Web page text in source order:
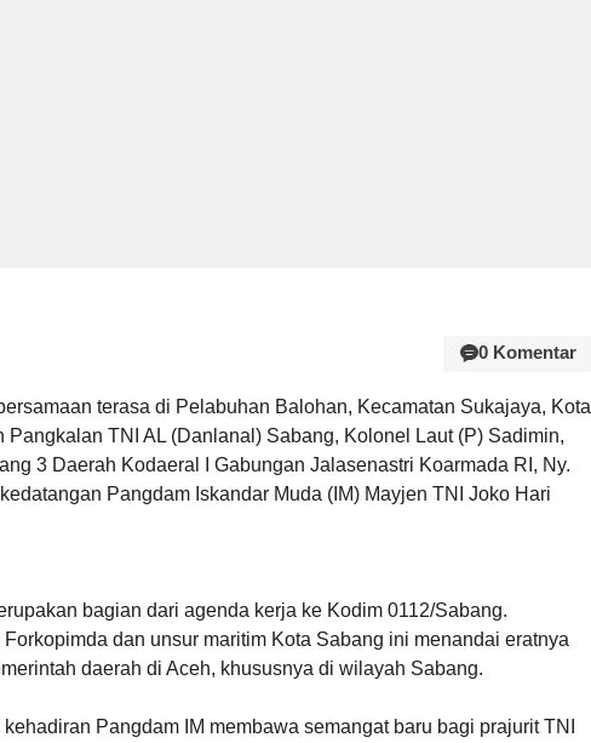
0 Komentar
terasa di Pelabuhan Balohan, Kecamatan Sukajaya, Kota
TNI AL (Danlanal) Sabang, Kolonel Laut (P) Sadimin,
3 Daerah Kodaeral I Gabungan Jalasenastri Koarmada RI, Ny.
Pangdam Iskandar Muda (IM) Mayjen TNI Joko Hari
bagian dari agenda kerja ke Kodim 0112/Sabang.
dan unsur maritim Kota Sabang ini menandai eratnya
daerah di Aceh, khususnya di wilayah Sabang.
Pangdam IM membawa semangat baru bagi prajurit TNI